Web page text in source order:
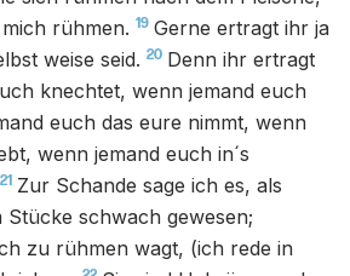
rühmen. 19 Gerne ertragt ihr ja
weise seid. 20 Denn ihr ertragt
knechtet, wenn jemand euch
euch das eure nimmt, wenn
wenn jemand euch in´s
21 Zur Schande sage ich es, als
Stücke schwach gewesen;
zu rühmen wagt, (ich rede in